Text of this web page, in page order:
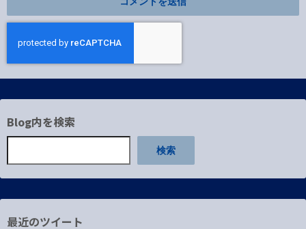
Blog内を検索
検索
最近のツイート